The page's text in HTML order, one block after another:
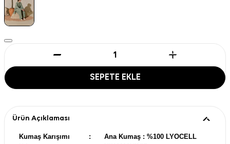
SEPETE EKLE
Ürün Açıklaması
Kumaş Karışımı :
Ana Kumaş : %100 LYOCELL